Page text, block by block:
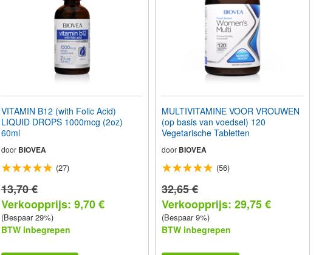
VITAMIN B12 (with Folic Acid)
LIQUID DROPS 1000mcg (2oz)
60ml
door BIOVEA
(27)
13,70 €
Verkoopprijs: 9,70 €
(Bespaar 29%)
BTW inbegrepen
MULTIVITAMINE VOOR VROUWEN
(op basis van voedsel) 120
Vegetarische Tabletten
door BIOVEA
(56)
32,65 €
Verkoopprijs: 29,75 €
(Bespaar 9%)
BTW inbegrepen